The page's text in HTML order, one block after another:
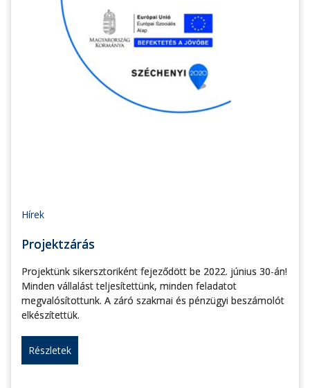
Hírek
Projektzárás
Projektünk sikersztoriként fejeződött be 2022. június 30-án!
Minden vállalást teljesítettünk, minden feladatot
megvalósítottunk. A záró szakmai és pénzügyi beszámolót
elkészítettük.
Részletek